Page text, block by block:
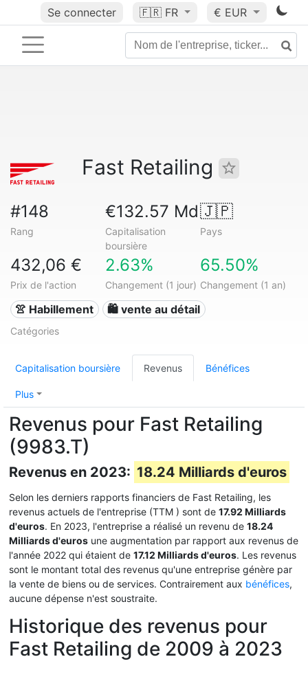
Se connecter 🇫🇷 FR € EUR
Fast Retailing
#148
Rang
€132.57 Md
Capitalisation
boursière
🇯🇵
Pays
432,06 €
Prix de l'action
2.63%
Changement (1 jour)
65.50%
Changement (1 an)
👚 Habillement 🛍️ vente au détail
Catégories
Capitalisation boursière Revenus Bénéfices
Plus
Revenus pour Fast Retailing
(9983.T)
Revenus en 2023: 18.24 Milliards d'euros
Selon les derniers rapports financiers de Fast Retailing, les
revenus actuels de l'entreprise (TTM ) sont de 17.92 Milliards
d'euros. En 2023, l'entreprise a réalisé un revenu de 18.24
Milliards d'euros une augmentation par rapport aux revenus de
l'année 2022 qui étaient de 17.12 Milliards d'euros. Les revenus
sont le montant total des revenus qu'une entreprise génère par
la vente de biens ou de services. Contrairement aux bénéfices,
aucune dépense n'est soustraite.
Historique des revenus pour
Fast Retailing de 2009 à 2023